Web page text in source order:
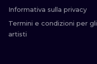
Informativa sulla privacy
Termini e condizioni per gli
artisti